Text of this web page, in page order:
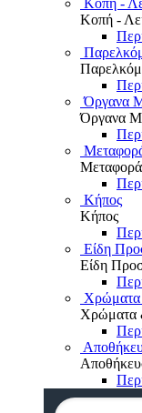
Κοπή -
Κοπή -
Όργανα
Όργανα
Κήπος
Κήπος
Είδη
Είδη
Χρώματα